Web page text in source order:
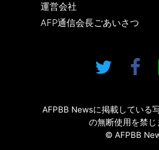
運営会社
AFP通信会長ごあいさつ
AFPBB Newsに掲載している
の無断使用を禁じ
© AFPBB